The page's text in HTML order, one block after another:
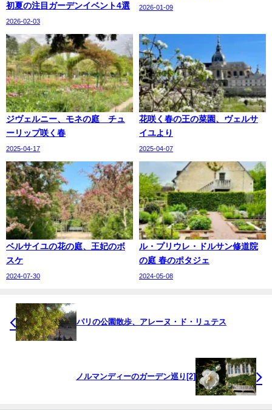
初夏の注目ガーデンイベント4選
2026-02-03
2026-01-09
ジヴェルニー、モネの庭 チュ
ーリップ咲く春
2025-04-17
花咲く春の王の菜園、ヴェルサ
イユより
2025-04-07
ベルサイユの花の庭、王妃のボ
スケ
2024-07-30
ル・プリウレ・ドルサン修道院
の庭 春のポタジェ
2024-05-08
パリの公園散歩、アレーヌ・ド・リュテス
ノルマンディーのガーデン巡り[2]